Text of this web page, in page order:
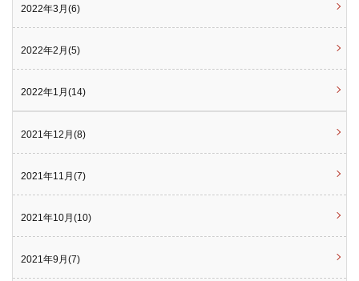
2022年3月(6)
2022年2月(5)
2022年1月(14)
2021年12月(8)
2021年11月(7)
2021年10月(10)
2021年9月(7)